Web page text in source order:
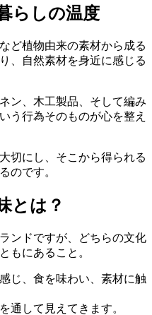
らしの温度
ど植物由来の素材から成る
、自然素材を身近に感じる
ン、木工製品、そして編み
う行為そのものが心を整え
切にし、そこから得られる
のです。
とは？
ンドですが、どちらの文化
もにあること。
じ、食を味わい、素材に触
通して見えてきます。